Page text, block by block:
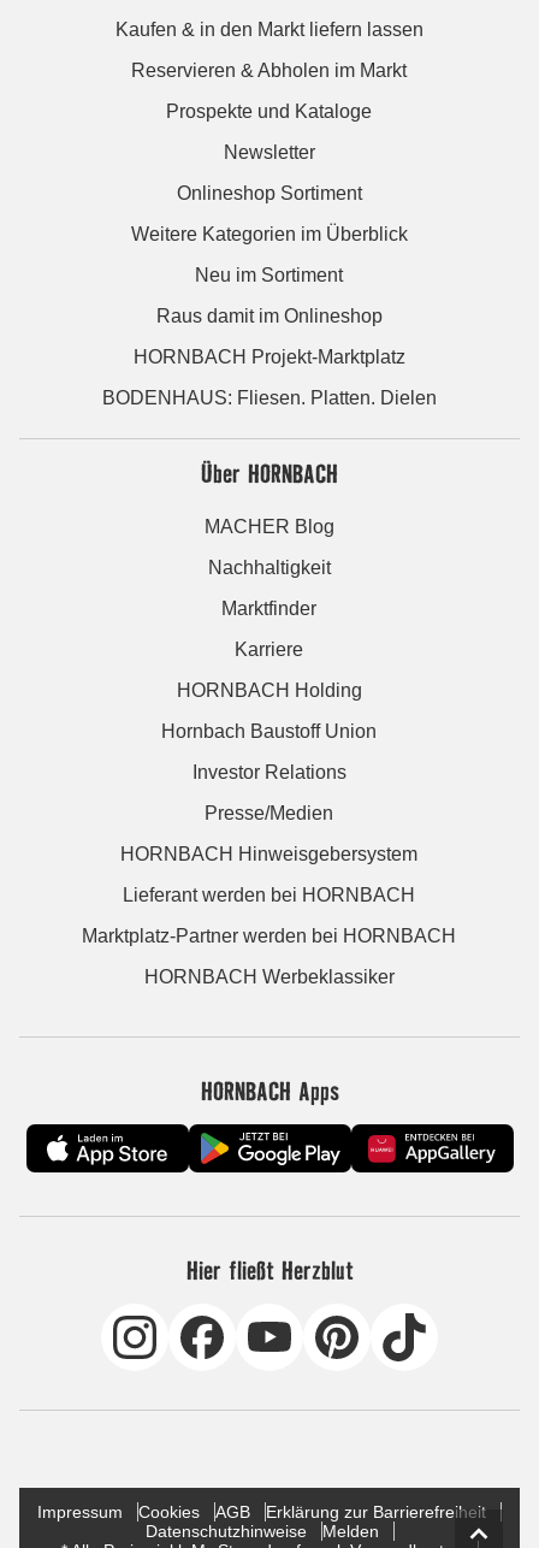
Kaufen & in den Markt liefern lassen
Reservieren & Abholen im Markt
Prospekte und Kataloge
Newsletter
Onlineshop Sortiment
Weitere Kategorien im Überblick
Neu im Sortiment
Raus damit im Onlineshop
HORNBACH Projekt-Marktplatz
BODENHAUS: Fliesen. Platten. Dielen
Über HORNBACH
MACHER Blog
Nachhaltigkeit
Marktfinder
Karriere
HORNBACH Holding
Hornbach Baustoff Union
Investor Relations
Presse/Medien
HORNBACH Hinweisgebersystem
Lieferant werden bei HORNBACH
Marktplatz-Partner werden bei HORNBACH
HORNBACH Werbeklassiker
HORNBACH Apps
Hier fließt Herzblut
Impressum Cookies AGB
Erklärung zur Barrierefreiheit
Datenschutzhinweise
Melden